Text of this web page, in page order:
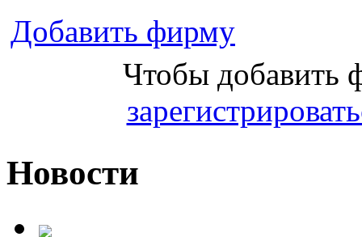
Добавить фирму
Чтобы добавить
Новости